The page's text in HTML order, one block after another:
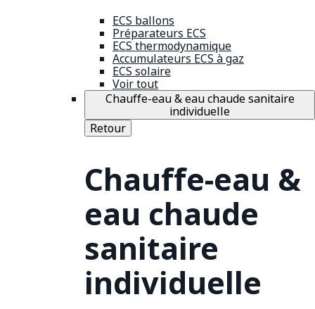
ECS ballons
Préparateurs ECS
ECS thermodynamique
Accumulateurs ECS à gaz
ECS solaire
Voir tout
Chauffe-eau & eau chaude sanitaire
individuelle
Retour
Chauffe-eau &
eau chaude
sanitaire
individuelle